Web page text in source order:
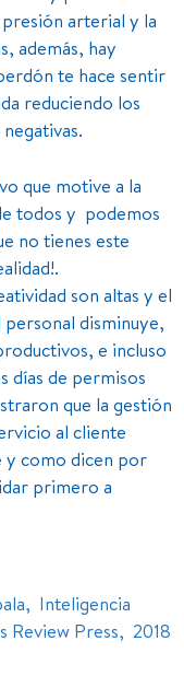
presión arterial y la
además, hay
te hace sentir
reduciendo los
que motive a la
todos y podemos
no tienes este
son altas y el
disminuye,
e incluso
días de permisos
que la gestión
al cliente
y como dicen por
primero a
Inteligencia
Review Press, 2018